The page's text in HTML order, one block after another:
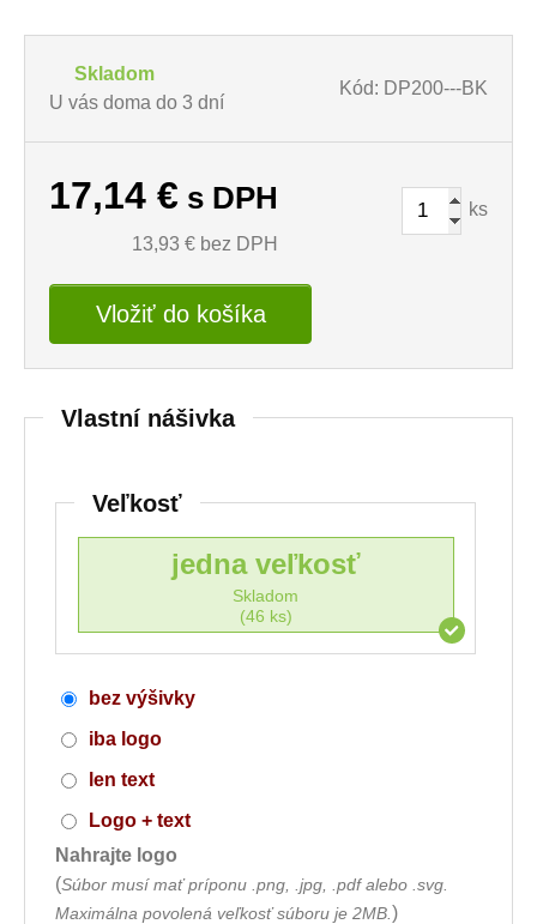
Skladom
U vás doma do 3 dní
Kód: DP200---BK
17,14 € s DPH
13,93 € bez DPH
ks
Vložiť do košíka
Vlastní nášivka
Veľkosť
jedna veľkosť
Skladom
(46 ks)
bez výšivky
iba logo
len text
Logo + text
Nahrajte logo
(Súbor musí mať príponu .png, .jpg, .pdf alebo .svg.
Maximálna povolená veľkosť súboru je 2MB. )